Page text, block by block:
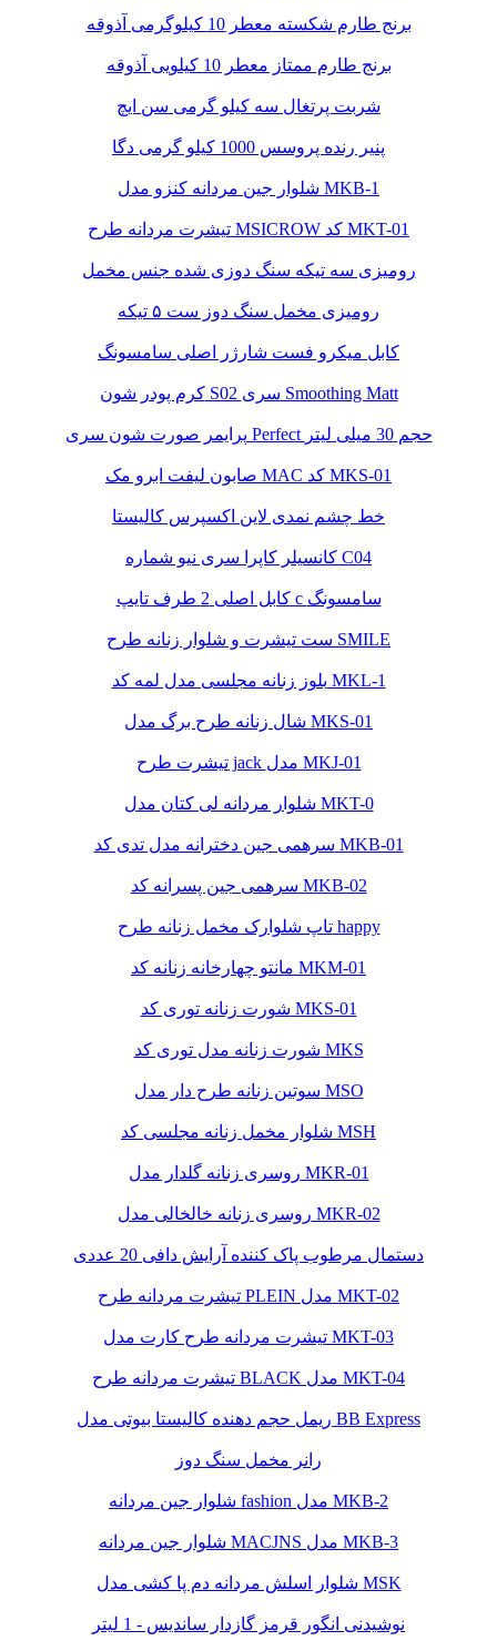
برنج طارم شکسته معطر 10 کیلوگرمی آذوقه
برنج طارم ممتاز معطر 10 کیلویی آذوقه
شربت پرتغال سه کیلو گرمی سن ایچ
پنیر رنده پروسس 1000 کیلو گرمی دگا
شلوار جین مردانه کنزو مدل MKB-1
تیشرت مردانه طرح MSICROW کد MKT-01
رومیزی سه تیکه سنگ دوزی شده جنس مخمل
رومیزی مخمل سنگ دوز ست ۵ تیکه
کابل میکرو فست شارژر اصلی سامسونگ
کرم پودر شون S02 سری Smoothing Matt
پرایمر صورت شون سری Perfect حجم 30 میلی لیتر
صابون لیفت ابرو مک MAC کد MKS-01
خط چشم نمدی لاین اکسپرس کالیستا
کانسیلر کاپرا سری نیو شماره C04
کابل اصلی 2 طرف تایپ c سامسونگ
ست تیشرت و شلوار زنانه طرح SMILE
بلوز زنانه مجلسی مدل لمه کد MKL-1
شال زنانه طرح برگ مدل MKS-01
تیشرت طرح jack مدل MKJ-01
شلوار مردانه لی کتان مدل MKT-0
سرهمی جین دخترانه مدل تدی کد MKB-01
سرهمی جین پسرانه کد MKB-02
تاپ شلوارک مخمل زنانه طرح happy
مانتو چهارخانه زنانه کد MKM-01
شورت زنانه توری کد MKS-01
شورت زنانه مدل توری کد MKS
سوتین زنانه طرح دار مدل MSO
شلوار مخمل زنانه مجلسی کد MSH
روسری زنانه گلدار مدل MKR-01
روسری زنانه خالخالی مدل MKR-02
دستمال مرطوب پاک کننده آرایش دافی 20 عددی
تیشرت مردانه طرح PLEIN مدل MKT-02
تیشرت مردانه طرح کارت مدل MKT-03
تیشرت مردانه طرح BLACK مدل MKT-04
ریمل حجم دهنده کالیستا بیوتی مدل BB Express
رانر مخمل سنگ دوز
شلوار جین مردانه fashion مدل MKB-2
شلوار جین مردانه MACJNS مدل MKB-3
شلوار اسلش مردانه دم پا کشی مدل MSK
نوشیدنی انگور قرمز گازدار ساندیس - 1 لیتر